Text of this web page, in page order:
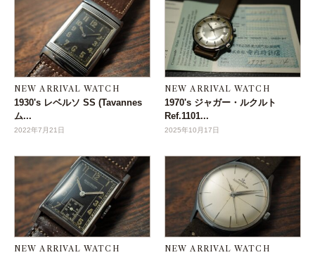
NEW ARRIVAL WATCH
1930's レベルソ SS (Tavannes
ム...
2022年7月21日
NEW ARRIVAL WATCH
1970's ジャガー・ルクルト
Ref.1101...
2025年10月17日
NEW ARRIVAL WATCH NEW ARRIVAL WATCH